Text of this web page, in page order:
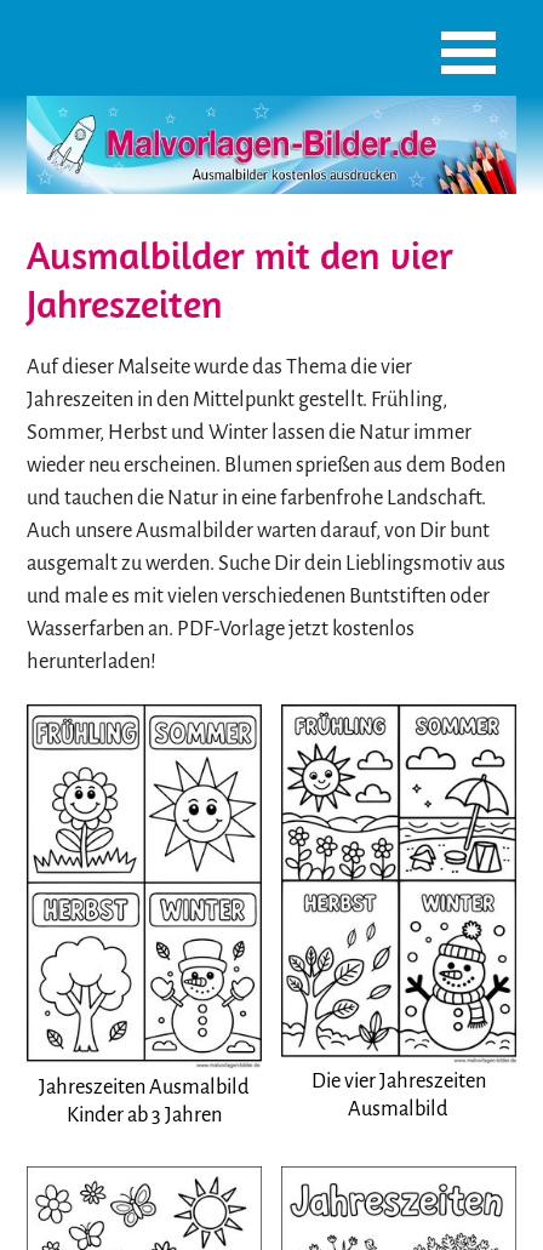
Ausmalbilder mit den vier
Jahreszeiten
Auf dieser Malseite wurde das Thema die vier
Jahreszeiten in den Mittelpunkt gestellt. Frühling,
Sommer, Herbst und Winter lassen die Natur immer
wieder neu erscheinen. Blumen sprießen aus dem Boden
und tauchen die Natur in eine farbenfrohe Landschaft.
Auch unsere Ausmalbilder warten darauf, von Dir bunt
ausgemalt zu werden. Suche Dir dein Lieblingsmotiv aus
und male es mit vielen verschiedenen Buntstiften oder
Wasserfarben an. PDF-Vorlage jetzt kostenlos
herunterladen!
Jahreszeiten Ausmalbild
Kinder ab 3 Jahren
Die vier Jahreszeiten
Ausmalbild